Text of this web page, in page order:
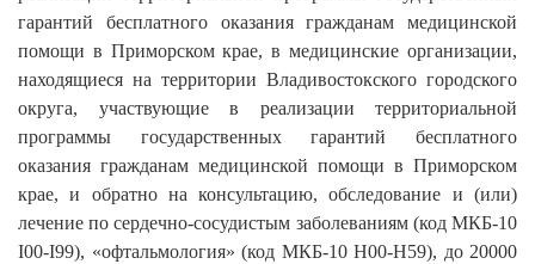
гарантий бесплатного оказания гражданам медицинской
помощи в Приморском крае, в медицинские организации,
находящиеся на территории Владивостокского городского
округа, участвующие в реализации территориальной
программы государственных гарантий бесплатного
оказания гражданам медицинской помощи в Приморском
крае, и обратно на консультацию, обследование и (или)
лечение по сердечно-сосудистым заболеваниям (код МКБ-10
I00-I99), «офтальмология» (код МКБ-10 H00-H59), до 20000